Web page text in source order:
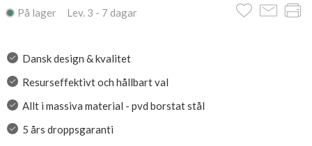
På lager Lev. 3 - 7 dagar
Dansk design & kvalitet
Resurseffektivt och hållbart val
Allt i massiva material - pvd borstat stål
5 års droppsgaranti